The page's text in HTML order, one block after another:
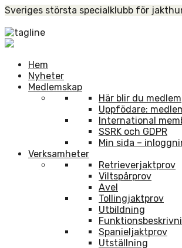
Skip
content
Sveriges största specialklubb för
Hem
Nyheter
Medlemskap
Här blir du medlem
Uppfödare:
International
SSRK och GDPR
Min sida –
Verksamheter
Retrieverjaktprov
Viltspårprov
Avel
Tollingjaktprov
Utbildning
Spanieljaktprov
Utställning